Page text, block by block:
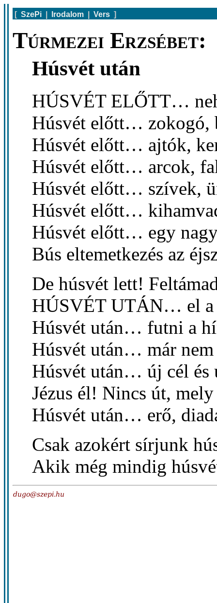
[ SzePi Irodalom Vers ]
Túrmezei Erzsébet:
Húsvét után
HÚSVÉT ELŐTT…
Húsvét előtt… zokogó,
Húsvét előtt… ajtók,
Húsvét előtt… arcok,
Húsvét előtt… szívek,
Húsvét előtt…
Húsvét előtt… egy
Bús eltemetkezés az
De húsvét lett!
HÚSVÉT UTÁN… el a
Húsvét után… futni a
Húsvét után… már
Húsvét után… új cél és
Jézus él! Nincs út, mely
Húsvét után… erő,
Csak azokért sírjunk
Akik még mindig